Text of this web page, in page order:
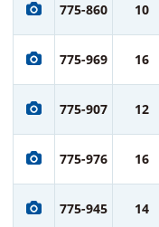
775-860 10
775-969 16
775-907 12
775-976 16
775-945 14